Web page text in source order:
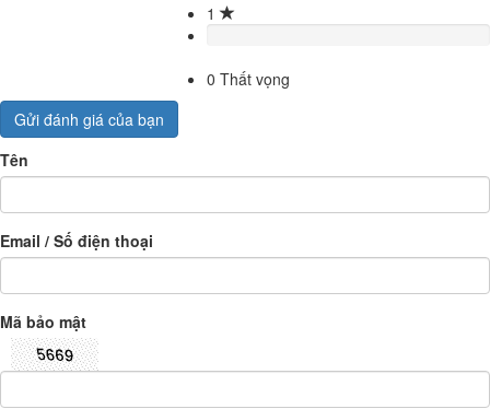
1
0 Thất vọng
Gửi đánh giá của bạn
Tên
Email / Số điện thoại
Mã bảo mật